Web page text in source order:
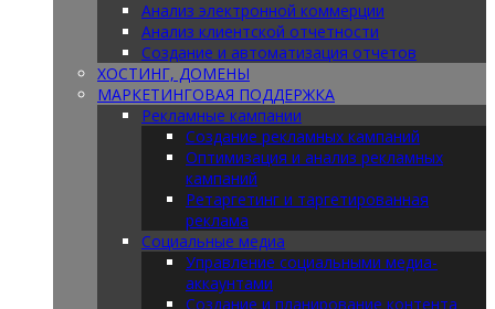
Анализ электронной коммерции
Анализ клиентской отчетности
Создание и автоматизация отчетов
ХОСТИНГ, ДОМЕНЫ
МАРКЕТИНГОВАЯ ПОДДЕРЖКА
Рекламные кампании
Создание рекламных кампаний
Оптимизация и анализ рекламных
кампаний
Ретаргетинг и таргетированная
реклама
Социальные медиа
Управление социальными медиа-
аккаунтами
Создание и планирование контента